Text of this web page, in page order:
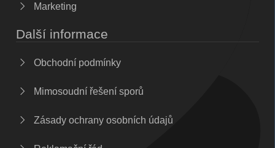
Marketing
Další informace
Obchodní podmínky
Mimosoudní řešení sporů
Zásady ochrany osobních údajů